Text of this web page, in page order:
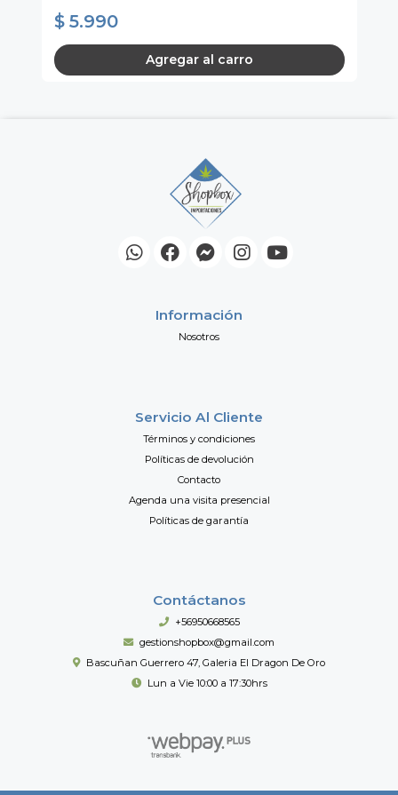
$ 5.990
Agregar al carro
Información
Nosotros
Servicio Al Cliente
Términos y condiciones
Políticas de devolución
Contacto
Agenda una visita presencial
Políticas de garantía
Contáctanos
+56950668565
gestionshopbox@gmail.com
Bascuñan Guerrero 47, Galeria El Dragon De Oro
Lun a Vie 10:00 a 17:30hrs